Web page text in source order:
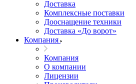
Доставка
Комплексные поставки
Дооснащение техники
Доставка «До ворот»
Компания
Компания
О компании
Лицензии